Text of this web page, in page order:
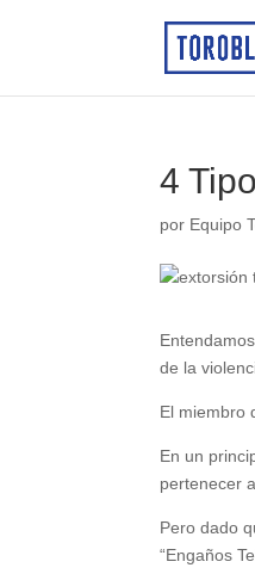
4
por Equipo
de la
El miembro
En un
pertenecer
Pero dado
“Engaños